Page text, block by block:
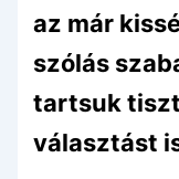
az már
szólás
tartsuk
választást